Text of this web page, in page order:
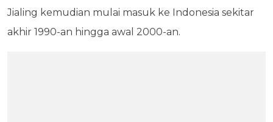
Jialing kemudian mulai masuk ke Indonesia sekitar
akhir 1990-an hingga awal 2000-an.